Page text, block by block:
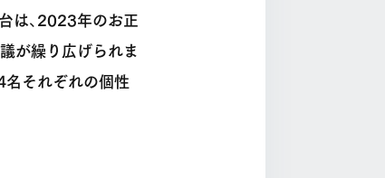
は、2023年のお正
が繰り広げられま
名それぞれの個性